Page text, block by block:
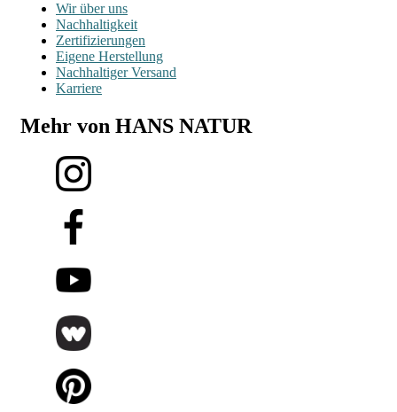
Wir über uns
Nachhaltigkeit
Zertifizierungen
Eigene Herstellung
Nachhaltiger Versand
Karriere
Mehr von HANS NATUR